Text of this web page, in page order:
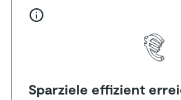
Sparziele effizient